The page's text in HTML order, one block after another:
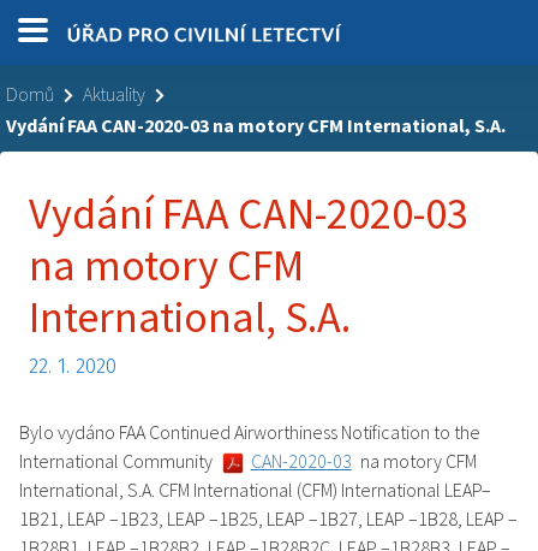
Domů
Aktuality
Vydání FAA CAN-2020-03 na motory CFM International, S.A.
Vydání FAA CAN-2020-03
na motory CFM
International, S.A.
22. 1. 2020
Bylo vydáno FAA Continued Airworthiness Notification to the
International Community
CAN-2020-03 na motory CFM
International, S.A. CFM International (CFM) International LEAP–
1B21, LEAP –1B23, LEAP –1B25, LEAP –1B27, LEAP –1B28, LEAP –